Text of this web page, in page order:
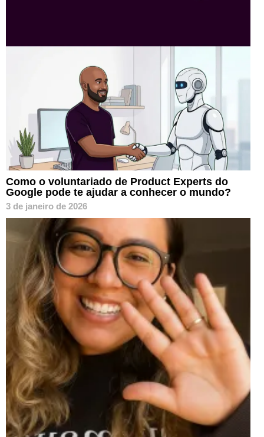
Como o voluntariado de Product Experts do
Google pode te ajudar a conhecer o mundo?
3 de janeiro de 2026